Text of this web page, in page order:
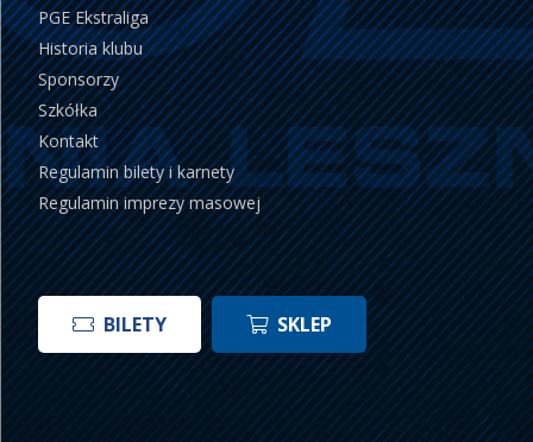
PGE Ekstraliga
Historia klubu
Sponsorzy
Szkółka
Kontakt
Regulamin bilety i karnety
Regulamin imprezy masowej
BILETY SKLEP